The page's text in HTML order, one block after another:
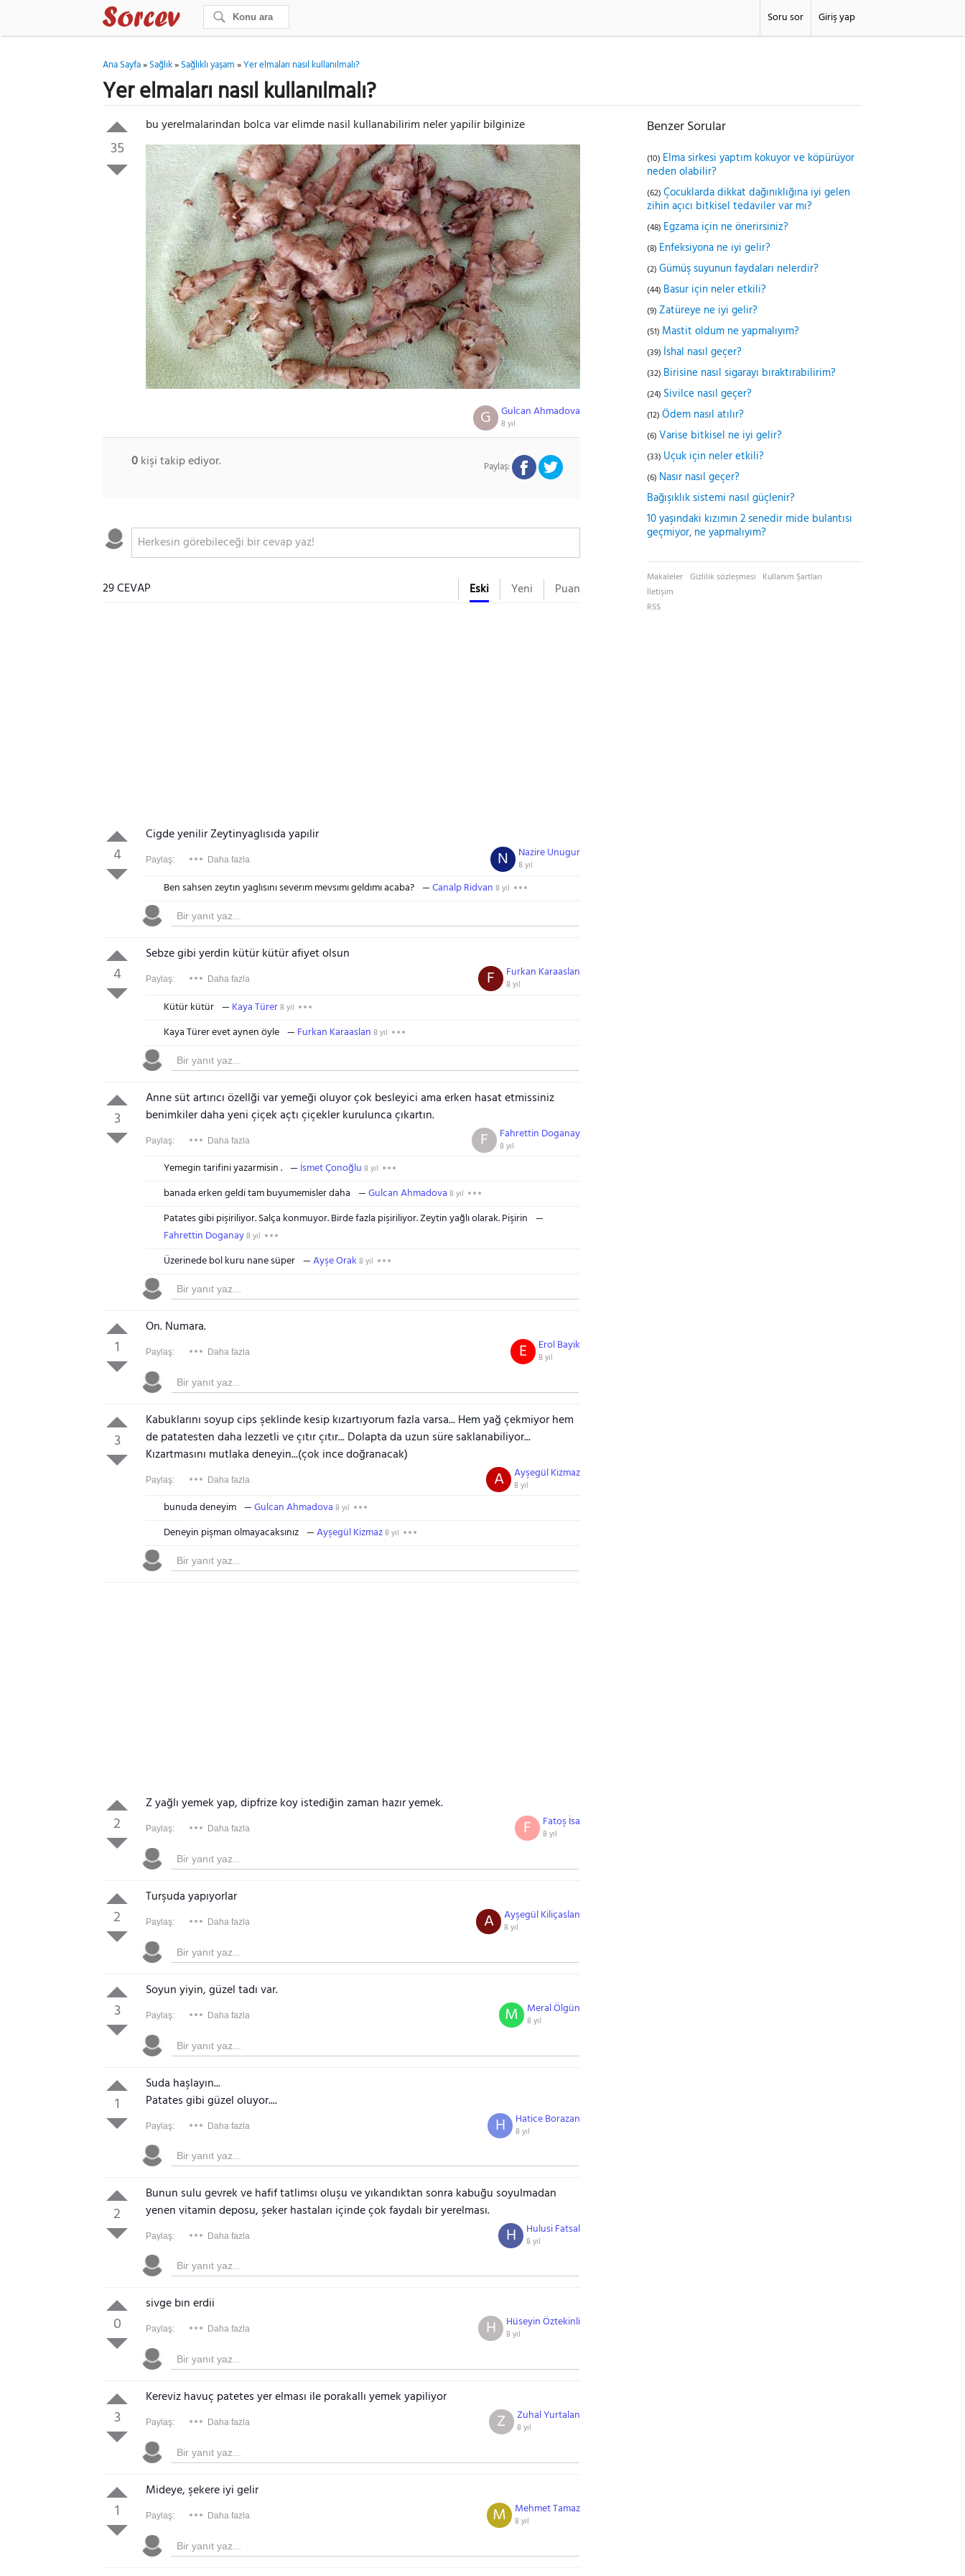
Giriş yap
Soru sor
Ana Sayfa»Sağlık»Sağlıklı yaşam»Yer elmaları nasıl kullanılmalı?
Yer elmaları nasıl kullanılmalı?
35
bu yerelmalarindan bolca var elimde nasil kullanabilirim neler yapilir bilginize
Gulcan Ahmadova
8 yıl
G
0kişi takip ediyor. Paylaş:
29 CEVAP Eski Yeni Puan
4
Cigde yenilir Zeytinyaglısıda yapılir
Paylaş: Daha fazla Nazire Unugur
8 yıl
N
Ben sahsen zeytın yaglısını severım mevsımı geldımı acaba? Canalp Ridvan 8 yıl
4
Sebze gibi yerdin kütür kütür afiyet olsun
Paylaş: Daha fazla Furkan Karaaslan
8 yıl
F
Kütür kütür Kaya Türer8 yıl
Kaya Türer evet aynen öyle Furkan Karaaslan 8 yıl
3
Anne süt artırıcı özellği var yemeği oluyor çok besleyici ama erken hasat etmissiniz
benimkiler daha yeni çiçek açtı çiçekler kurulunca çıkartın.
Paylaş: Daha fazla Fahrettin Doganay
8 yıl
F
Yemegin tarifini yazarmisin . İsmet Çonoğlu 8 yıl
banada erken geldi tam buyumemisler daha Gulcan Ahmadova 8 yıl
Patates gibi pişiriliyor. Salça konmuyor. Birde fazla pişiriliyor. Zeytin yağlı olarak. Pişirin
Fahrettin Doganay8 yıl
Üzerinede bol kuru nane süper Ayşe Orak 8 yıl
1
On. Numara.
Paylaş: Daha fazla Erol Bayik
8 yıl
E
3
Kabuklarını soyup cips şeklinde kesip kızartıyorum fazla varsa... Hem yağ çekmiyor hem
de patatesten daha lezzetli ve çıtır çıtır... Dolapta da uzun süre saklanabiliyor...
Kızartmasını mutlaka deneyin...(çok ince doğranacak)
Paylaş: Daha fazla Ayşegül Kizmaz
8 yıl
A
bunuda deneyim Gulcan Ahmadova 8 yıl
Deneyin pişman olmayacaksınız Ayşegül Kizmaz8 yıl
2
Z yağlı yemek yap, dipfrize koy istediğin zaman hazır yemek.
Paylaş: Daha fazla Fatoş İsa
8 yıl
F
2
Turşuda yapıyorlar
Paylaş: Daha fazla Ayşegül Kiliçaslan
8 yıl
A
3
Soyun yiyin, güzel tadı var.
Paylaş: Daha fazla Meral Ölgün
8 yıl
M
1
Suda haşlayın...
Patates gibi güzel oluyor....
Paylaş: Daha fazla Hatice Borazan
8 yıl
H
2
Bunun sulu gevrek ve hafif tatlimsı oluşu ve yıkandıktan sonra kabuğu soyulmadan
yenen vitamin deposu, şeker hastaları içinde çok faydalı bir yerelması.
Paylaş: Daha fazla Hulusi Fatsal
8 yıl
H
0
sivge bın erdii
Paylaş: Daha fazla Hüseyin Öztekinli
8 yıl
H
3
Kereviz havuç patetes yer elması ile porakallı yemek yapiliyor
Paylaş: Daha fazla Zuhal Yurtalan
8 yıl
Z
1
Mideye, şekere iyi gelir
Paylaş: Daha fazla Mehmet Tamaz
8 yıl
M
Benzer Sorular
(10) Elma sirkesi yaptım kokuyor ve köpürüyor
neden olabilir?
(62) Çocuklarda dikkat dağınıklığına iyi gelen
zihin açıcı bitkisel tedaviler var mı?
(48) Egzama için ne önerirsiniz?
(8) Enfeksiyona ne iyi gelir?
(2) Gümüş suyunun faydaları nelerdir?
(44) Basur için neler etkili?
(9) Zatüreye ne iyi gelir?
(51) Mastit oldum ne yapmalıyım?
(39) İshal nasıl geçer?
(32) Birisine nasıl sigarayı bıraktırabilirim?
(24) Sivilce nasıl geçer?
(12) Ödem nasıl atılır?
(6) Varise bitkisel ne iyi gelir?
(33) Uçuk için neler etkili?
(6) Nasır nasıl geçer?
Bağışıklık sistemi nasıl güçlenir?
10 yaşındaki kızımın 2 senedir mide bulantısı
geçmiyor, ne yapmalıyım?
Makaleler Gizlilik sözleşmesi Kullanım Şartları
İletişim
RSS